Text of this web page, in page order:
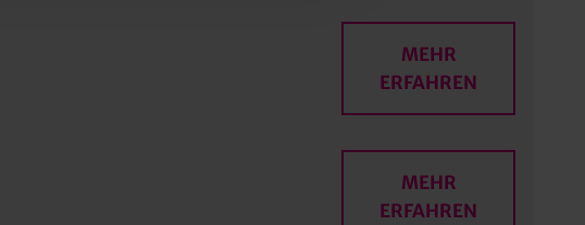
MEHR
ERFAHREN
MEHR
ERFAHREN